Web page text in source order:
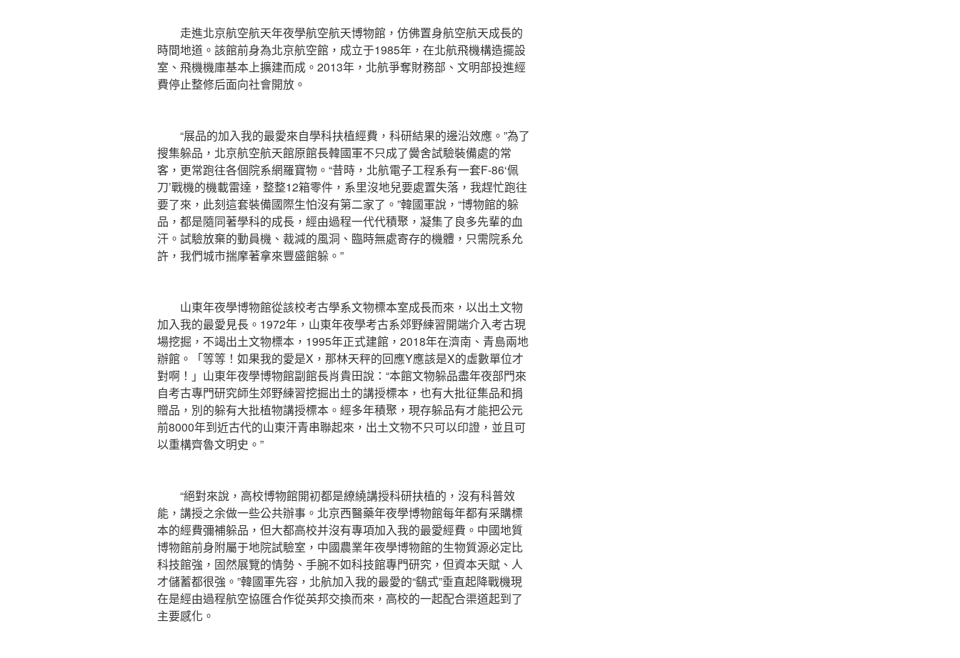
走進北京航空航天年夜學航空航天博物館，仿佛置身航空航天成長的
時間地道。該館前身為北京航空館，成立于1985年，在北航飛機構造擺設
室、飛機機庫基本上擴建而成。2013年，北航爭奪財務部、文明部投進經
費停止整修后面向社會開放。
“展品的加入我的最愛來自學科扶植經費，科研結果的邊沿效應。”為了
搜集躲品，北京航空航天館原館長韓國軍不只成了黌舍試驗裝備處的常
客，更常跑往各個院系網羅寶物。“昔時，北航電子工程系有一套F-86‘佩
刀’戰機的機載雷達，整整12箱零件，系里沒地兒要處置失落，我趕忙跑往
要了來，此刻這套裝備國際生怕沒有第二家了。”韓國軍說，“博物館的躲
品，都是隨同著學科的成長，經由過程一代代積聚，凝集了良多先輩的血
汗。試驗放棄的動員機、裁減的風洞、臨時無處寄存的機體，只需院系允
許，我們城市揣摩著拿來豐盛館躲。”
山東年夜學博物館從該校考古學系文物標本室成長而來，以出土文物
加入我的最愛見長。1972年，山東年夜學考古系郊野練習開端介入考古現
場挖掘，不竭出土文物標本，1995年正式建館，2018年在濟南、青島兩地
辦館。「等等！如果我的愛是X，那林天秤的回應Y應該是X的虛數單位才
對啊！」山東年夜學博物館副館長肖貴田說：“本館文物躲品盡年夜部門來
自考古專門研究師生郊野練習挖掘出土的講授標本，也有大批征集品和捐
贈品，別的躲有大批植物講授標本。經多年積聚，現存躲品有才能把公元
前8000年到近古代的山東汗青串聯起來，出土文物不只可以印證，並且可
以重構齊魯文明史。”
“絕對來說，高校博物館開初都是繚繞講授科研扶植的，沒有科普效
能，講授之余做一些公共辦事。北京西醫藥年夜學博物館每年都有采購標
本的經費彌補躲品，但大都高校并沒有專項加入我的最愛經費。中國地質
博物館前身附屬于地院試驗室，中國農業年夜學博物館的生物質源必定比
科技館強，固然展覽的情勢、手腕不如科技館專門研究，但資本天賦、人
才儲蓄都很強。”韓國軍先容，北航加入我的最愛的“鷂式”垂直起降戰機現
在是經由過程航空協匯合作從英邦交換而來，高校的一起配合渠道起到了
主要感化。